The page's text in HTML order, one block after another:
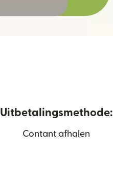
Uitbetalingsmethode:
Contant afhalen